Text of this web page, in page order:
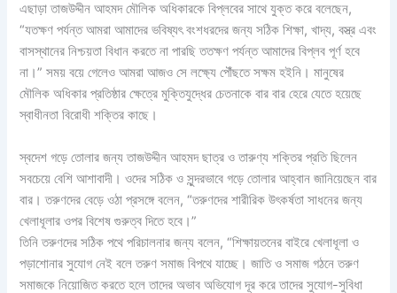
এছাড়া তাজউদ্দীন আহমদ মৌলিক অধিকারকে বিপ্লবের সাথে যুক্ত করে বলেছেন,
“যতক্ষণ পর্যন্ত আমরা আমাদের ভবিষ্যৎ বংশধরদের জন্য সঠিক শিক্ষা, খাদ্য, বস্ত্র এবং
বাসস্থানের নিশ্চয়তা বিধান করতে না পারছি ততক্ষণ পর্যন্ত আমাদের বিপ্লব পূর্ণ হবে
না।” সময় বয়ে গেলেও আমরা আজও সে লক্ষ্যে পৌঁছতে সক্ষম হইনি। মানুষের
মৌলিক অধিকার প্রতিষ্ঠার ক্ষেত্রে মুক্তিযুদ্ধের চেতনাকে বার বার হেরে যেতে হয়েছে
স্বাধীনতা বিরোধী শক্তির কাছে।
স্বদেশ গড়ে তোলার জন্য তাজউদ্দীন আহমদ ছাত্র ও তারুণ্য শক্তির প্রতি ছিলেন
সবচেয়ে বেশি আশাবাদী। ওদের সঠিক ও সুন্দরভাবে গড়ে তোলার আহ্বান জানিয়েছেন বার
বার। তরুণদের বেড়ে ওঠা প্রসঙ্গে বলেন, “তরুণদের শারীরিক উৎকর্ষতা সাধনের জন্য
খেলাধূলার ওপর বিশেষ গুরুত্ব দিতে হবে।”
তিনি তরুণদের সঠিক পথে পরিচালনার জন্য বলেন, “শিক্ষায়তনের বাইরে খেলাধূলা ও
পড়াশোনার সুযোগ নেই বলে তরুণ সমাজ বিপথে যাচ্ছে। জাতি ও সমাজ গঠনে তরুণ
সমাজকে নিয়োজিত করতে হলে তাদের অভাব অভিযোগ দূর করে তাদের সুযোগ-সুবিধা